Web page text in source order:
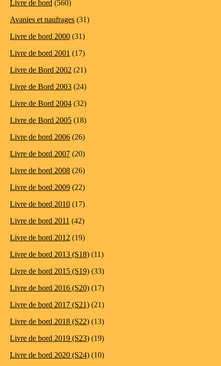
Livre de bord (560)
Avanies et naufrages (31)
Livre de bord 2000 (31)
Livre de bord 2001 (17)
Livre de Bord 2002 (21)
Livre de Bord 2003 (24)
Livre de Bord 2004 (32)
Livre de Bord 2005 (18)
Livre de bord 2006 (26)
Livre de bord 2007 (20)
Livre de bord 2008 (26)
Livre de bord 2009 (22)
Livre de bord 2010 (17)
Livre de bord 2011 (42)
Livre de bord 2012 (19)
Livre de bord 2013 (S18) (11)
Livre de bord 2015 (S19) (33)
Livre de bord 2016 (S20) (17)
Livre de bord 2017 (S21) (21)
Livre de bord 2018 (S22) (13)
Livre de bord 2019 (S23) (19)
Livre de bord 2020 (S24) (10)